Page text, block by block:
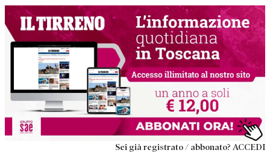
Sei già registrato / abbonato? ACCEDI